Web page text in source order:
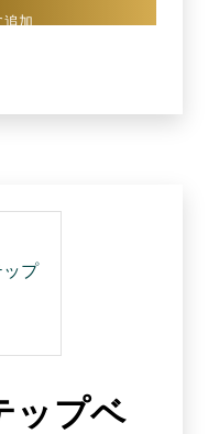
）しており、上
です。 ※1 デロイ
12月15日閲覧）
追加
ップ
ップベ